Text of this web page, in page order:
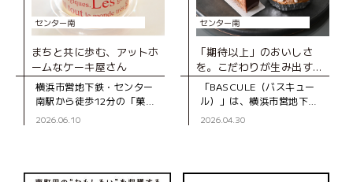
センター南
まちと共に歩む、アットホ
ームなケーキ屋さん
横浜市営地下鉄・センター
南駅から徒歩12分の「菓子
工房スグーリ」は、パティ
は、センター南駅
2026.06.10
センター南
「期待以上」のおいしさ
を。こだわりが生み出す、
とびきりのスイーツ
「BASCULE（バスキュー
ル）」は、横浜市営地下
鉄・センター南駅から徒歩3
藤さんは、自
2026.04.30